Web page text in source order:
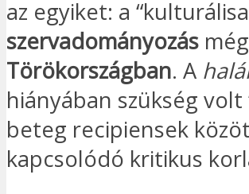
az egyiket: a
szervadományozás
Törökországban. A
hiányában szükség
beteg recipiensek
kapcsolódó kritikus